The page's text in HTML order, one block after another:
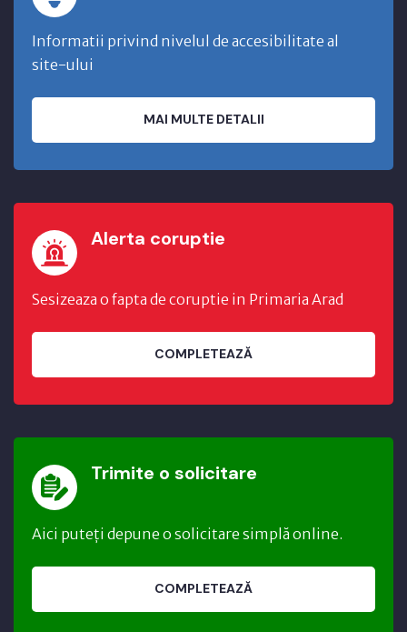
Informatii privind nivelul de accesibilitate al
site-ului
MAI MULTE DETALII
Alerta coruptie
Sesizeaza o fapta de coruptie in Primaria Arad
COMPLETEAZĂ
Trimite o solicitare
Aici puteți depune o solicitare simplă online.
COMPLETEAZĂ